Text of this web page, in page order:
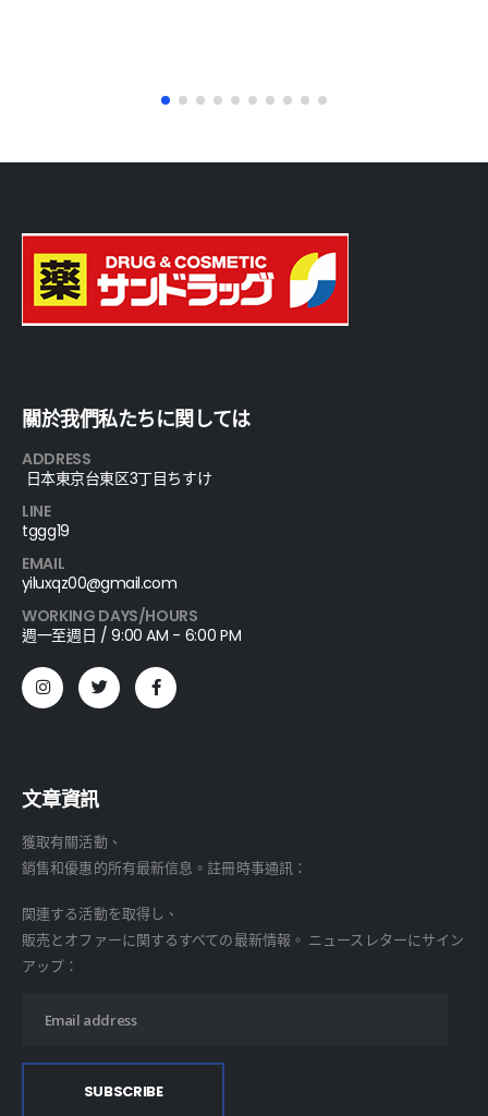
關於我們私たちに関しては
ADDRESS
日本東京台東区3丁目ちすけ
LINE
tggg19
EMAIL
yiluxqz00@gmail.com
WORKING DAYS/HOURS
週一至週日 / 9:00 AM - 6:00 PM
文章資訊
獲取有關活動、
銷售和優惠的所有最新信息。註冊時事通訊：
関連する活動を取得し、
販売とオファーに関するすべての最新情報。 ニュースレターにサイン
アップ：